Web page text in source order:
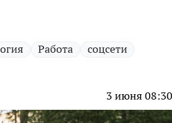
Работа соцсети
3 июня 08:30